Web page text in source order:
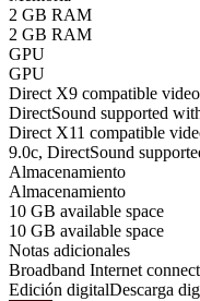
2 GB RAM
2 GB RAM
GPU
GPU
Direct X9 compatible
DirectSound supported
Direct X11 compatible
9.0c, DirectSound
Almacenamiento
Almacenamiento
10 GB available space
10 GB available space
Notas adicionales
Broadband Internet
Edición digitalDescarga